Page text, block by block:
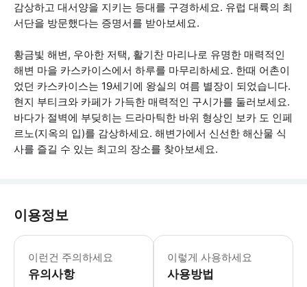
감상하고 대서양을 지키는 등대를 구경하세요. 유럽 대륙의 최
서단을 방문했다는 증명서를 받아보세요.
황금빛 해변, 우아한 저택, 활기찬 마리나로 유명한 매력적인
해변 마을 카스카이스에서 하루를 마무리하세요. 한때 어촌이
었던 카스카이스는 19세기에 왕실의 여름 별장이 되었습니다.
현지 부티크와 카페가 가득한 매력적인 구시가를 둘러보세요.
바다가 절벽에 부딪히는 드라마틱한 바위 형상인 보카 도 인페
르노(지옥의 입)를 감상하세요. 해변가에서 신선한 해산물 식
사를 즐길 수 있는 최고의 장소를 찾아보세요.
이용정보
이런건 주의하세요
유의사항
상당한 양의 걷기를 동반하므로 걷기
이렇게 사용하세요
사용방법